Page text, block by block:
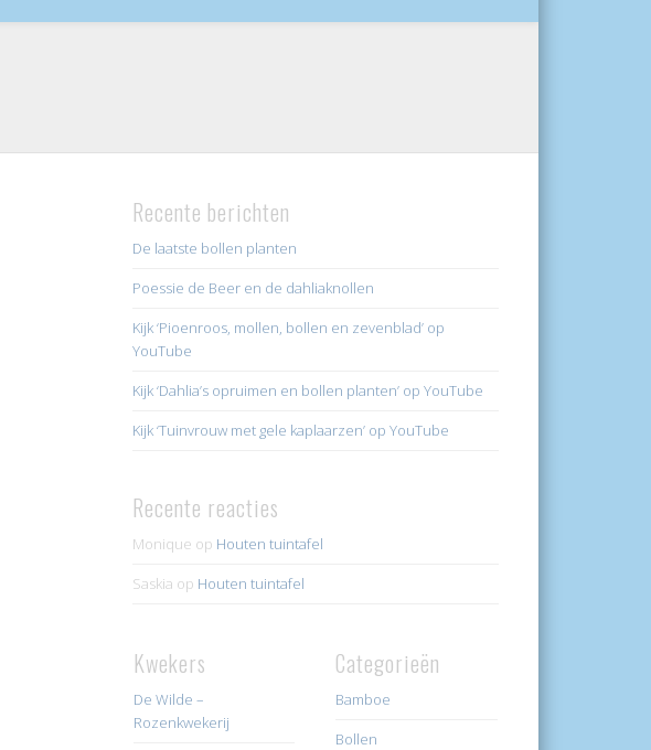
Recente berichten
De laatste bollen planten
Poessie de Beer en de dahliaknollen
Kijk ‘Pioenroos, mollen, bollen en zevenblad’ op
YouTube
Kijk ‘Dahlia’s opruimen en bollen planten’ op YouTube
Kijk ‘Tuinvrouw met gele kaplaarzen’ op YouTube
Recente reacties
Monique op Houten tuintafel
Saskia op Houten tuintafel
Kwekers
De Wilde –
Rozenkwekerij
Categorieën
Bamboe
Bollen